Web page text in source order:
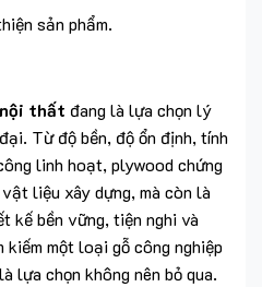
sản phẩm.
nội thất đang là lựa chọn lý
Từ độ bền, độ ổn định, tính
linh hoạt, plywood chứng
liệu xây dựng, mà còn là
kế bền vững, tiện nghi và
kiếm một loại gỗ công nghiệp
lựa chọn không nên bỏ qua.